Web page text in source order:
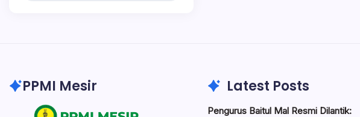
PPMI Mesir Latest Posts
Pengurus Baitul Mal Resmi Dilantik: